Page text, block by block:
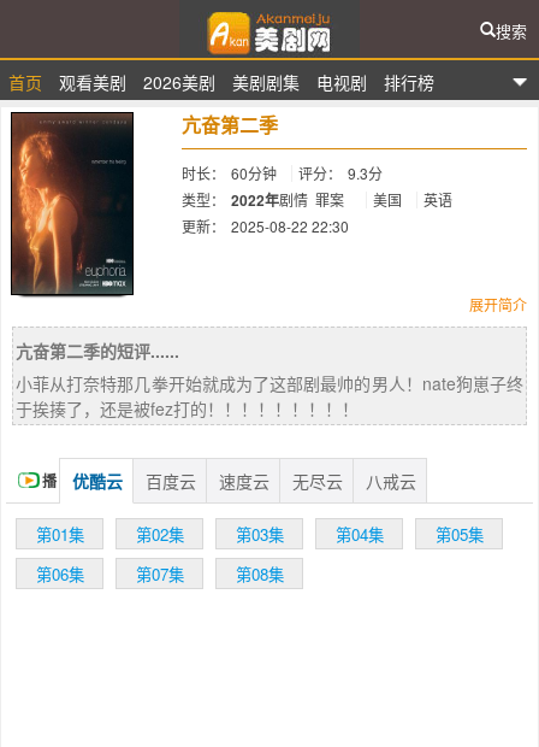
爱看美剧网
首页 观看美剧 2026美剧 美剧剧集 电视剧 排行榜
搜索
亢奋第二季
时长： 60分钟 评分：
9.3分
类型：
2022年剧情 罪案 美国
英语
更新：
2025-08-22 22:30
第二季。讲述在一群青少年试图通过毒品﹑性
爱和暴力来逃避现实，以应对无法确定的未
展开简介
亢奋第二季的短评......
小菲从打奈特那几拳开始就成为了这部剧最帅的男人！nate狗崽子终
于挨揍了，还是被fez打的！！！！！！！！！
播 优酷云 百度云 速度云 无尽云 八戒云
第01集 第02集 第03集 第04集
第05集
第06集
第07集 第08集